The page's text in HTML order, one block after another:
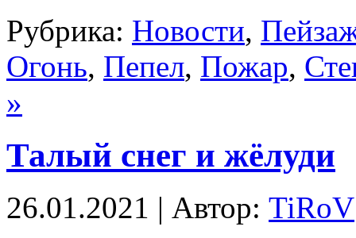
Рубрика: Новости,
Огонь, Пепел, Пожар,
»
Талый снег и жёлуди
26.01.2021 | Автор: TiRoV